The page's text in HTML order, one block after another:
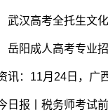
武汉高考全托生文
岳阳成人高考专业
讯：11月24日，广
日报丨税务师考试